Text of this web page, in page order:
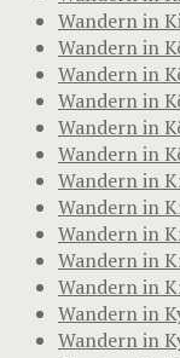
Wandern in
Wandern in
Wandern in
Wandern in
Wandern in
Wandern in
Wandern in
Wandern in
Wandern in
Wandern in
Wandern in
Wandern in
Wandern in